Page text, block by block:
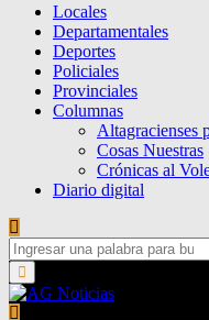
Locales
Departamentales
Deportes
Policiales
Provinciales
Columnas
Altagracienses
Cosas Nuestras
Crónicas al
Diario digital
Search
for:Primary
Menu